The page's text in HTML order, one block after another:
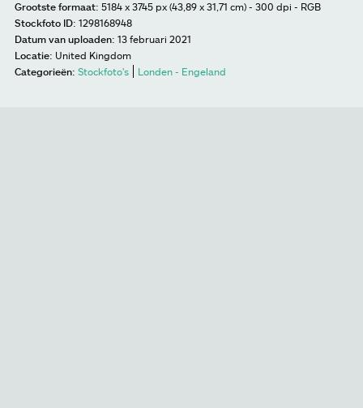
Grootste formaat: 5184 x 3745 px (43,89 x 31,71 cm) - 300 dpi - RGB
Stockfoto ID: 1298168948
Datum van uploaden: 13 februari 2021
Locatie: United Kingdom
Categorieën: Stockfoto's Londen - Engeland